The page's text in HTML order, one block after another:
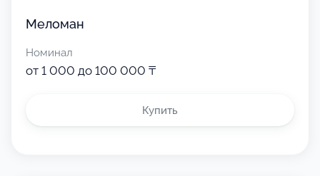
Меломан
Номинал
от 1 000 до 100 000 ₸
Купить